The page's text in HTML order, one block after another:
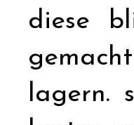
diese
lagern.